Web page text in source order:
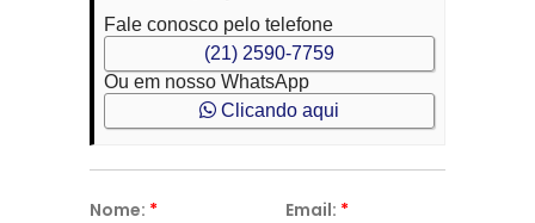
Fale conosco pelo telefone
(21) 2590-7759
Ou em nosso WhatsApp
Clicando aqui
Nome: * Email: *